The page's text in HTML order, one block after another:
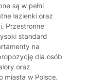
są w pełni
łazienki oraz
Przestronne
standard
na
dla osób
oraz
miasta w Polsce.